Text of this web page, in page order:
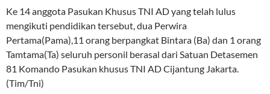
Ke 14 anggota Pasukan Khusus TNI AD yang telah lulus
mengikuti pendidikan tersebut, dua Perwira
Pertama(Pama),11 orang berpangkat Bintara (Ba) dan 1 orang
Tamtama(Ta) seluruh personil berasal dari Satuan Detasemen
81 Komando Pasukan khusus TNI AD Cijantung Jakarta.
(Tim/Tni)